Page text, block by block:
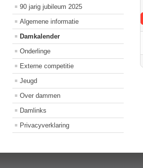
90 jarig jubileum 2025
Algemene informatie
Damkalender
Onderlinge
Externe competitie
Jeugd
Over dammen
Damlinks
Privacyverklaring